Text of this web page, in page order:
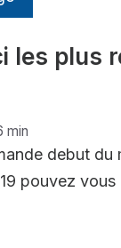
les plus
min
debut
pouvez